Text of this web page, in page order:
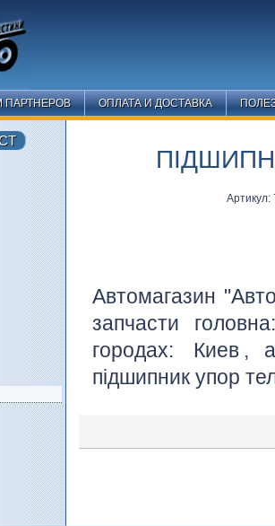
ПАРТНЕРОВ ОПЛАТА И ДОСТАВКА
Автомагазин
запчасти
городах:
Киев , а
підшипник упор